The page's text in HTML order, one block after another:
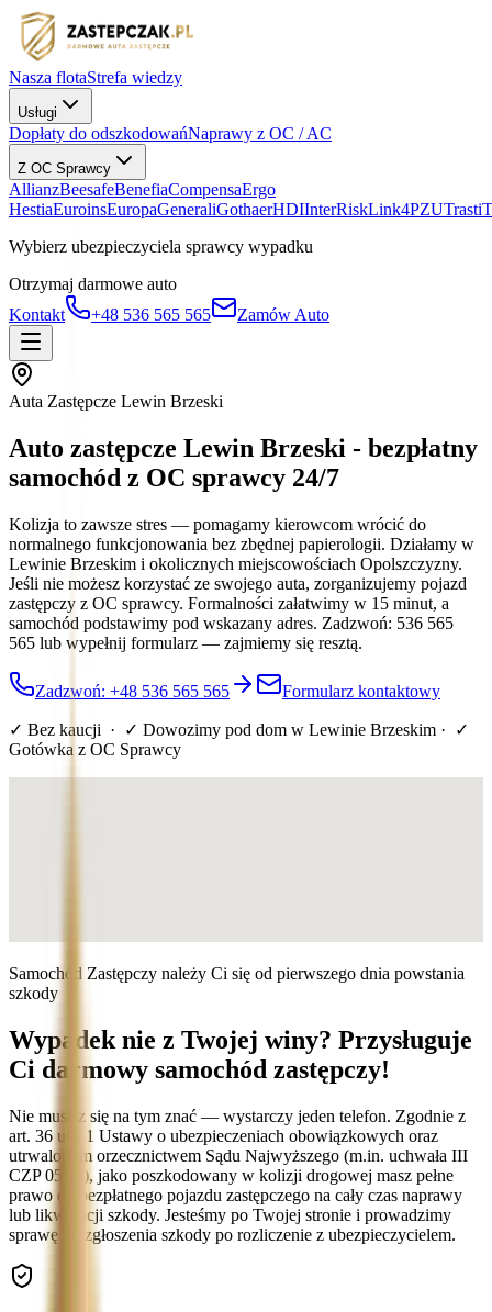
Nasza flotaStrefa wiedzy
Usługi
Dopłaty do odszkodowańNaprawy z OC / AC
Z OC Sprawcy
AllianzBeesafeBenefiaCompensaErgo
HestiaEuroinsEuropaGeneraliGothaerHDIInterRiskLink4PZUTrasti
Wybierz ubezpieczyciela sprawcy wypadku
Otrzymaj darmowe auto
Kontakt
+48 536 565 565 Zamów Auto
Auta Zastępcze Lewin Brzeski
Auto zastępcze Lewin Brzeski - bezpłatny
samochód z OC sprawcy 24/7
Kolizja to zawsze stres — pomagamy kierowcom wrócić do
normalnego funkcjonowania bez zbędnej papierologii. Działamy w
Lewinie Brzeskim i okolicznych miejscowościach Opolszczyzny.
Jeśli nie możesz korzystać ze swojego auta, zorganizujemy pojazd
zastępczy z OC sprawcy. Formalności załatwimy w 15 minut, a
samochód podstawimy pod wskazany adres. Zadzwoń: 536 565
565 lub wypełnij formularz — zajmiemy się resztą.
Zadzwoń: +48 536 565 565 Formularz kontaktowy
✓ Bez kaucji · ✓ Dowozimy pod dom w Lewinie Brzeskim · ✓
Gotówka z OC Sprawcy
Samochód Zastępczy należy Ci się od pierwszego dnia powstania
szkody
Wypadek nie z Twojej winy? Przysługuje
Ci darmowy samochód zastępczy!
Nie musisz się na tym znać — wystarczy jeden telefon. Zgodnie z
art. 36 ust. 1 Ustawy o ubezpieczeniach obowiązkowych oraz
utrwalonym orzecznictwem Sądu Najwyższego (m.in. uchwała III
CZP 05/11), jako poszkodowany w kolizji drogowej masz pełne
prawo do bezpłatnego pojazdu zastępczego na cały czas naprawy
lub likwidacji szkody. Jesteśmy po Twojej stronie i prowadzimy
sprawę od zgłoszenia szkody po rozliczenie z ubezpieczycielem.